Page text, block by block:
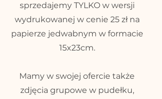
sprzedajemy TYLKO w wersji
wydrukowanej w cenie 25 zł na
papierze jedwabnym w formacie
15x23cm.
Mamy w swojej ofercie także
zdjęcia grupowe w pudełku,